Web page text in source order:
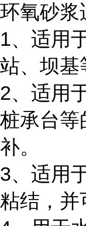
环氧砂浆
1、适用
站、坝基
2、适用
桩承台等
补。
3、适用
粘结，并